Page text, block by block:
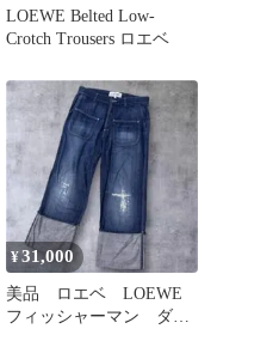
LOEWE Belted Low-
Crotch Trousers ロエベ
¥31,000
美品 ロエベ LOEWE
フィッシャーマン ダメ